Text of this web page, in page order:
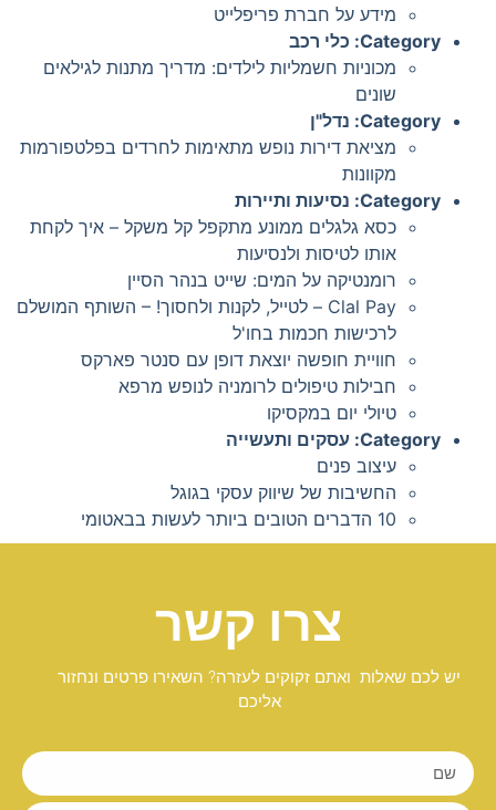
מידע על חברת פריפלייט
Category: כלי רכב
מכוניות חשמליות לילדים: מדריך מתנות לגילאים
שונים
Category: נדל"ן
מציאת דירות נופש מתאימות לחרדים בפלטפורמות
מקוונות
Category: נסיעות ותיירות
כסא גלגלים ממונע מתקפל קל משקל – איך לקחת
אותו לטיסות ולנסיעות
רומנטיקה על המים: שייט בנהר הסיין
Clal Pay – לטייל, לקנות ולחסוך! – השותף המושלם
לרכישות חכמות בחו'ל
חוויית חופשה יוצאת דופן עם סנטר פארקס
חבילות טיפולים לרומניה לנופש מרפא
טיולי יום במקסיקו
Category: עסקים ותעשייה
עיצוב פנים
החשיבות של שיווק עסקי בגוגל
10 הדברים הטובים ביותר לעשות בבאטומי
צרו קשר
יש לכם שאלות ואתם זקוקים לעזרה? השאירו פרטים ונחזור
אליכם